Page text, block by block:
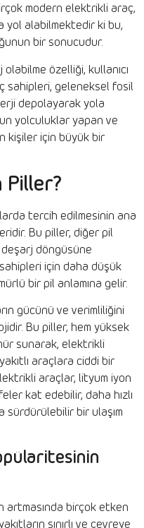
modern elektrikli araç,
yol alabilmektedir ki bu,
bir sonucudur.
olabilme özelliği, kullanıcı
sahipleri, geleneksel fosil
depolayarak yola
yolculuklar yapan ve
kişiler için büyük bir
Piller?
tercih edilmesinin ana
Bu piller, diğer pil
döngüsüne
için daha düşük
bir pil anlamına gelir.
gücünü ve verimliliğini
Bu piller, hem yüksek
sunarak, elektrikli
araçlara ciddi bir
araçlar, lityum iyon
kat edebilir, daha hızlı
sürdürülebilir bir ulaşım
artmasında birçok etken
sınırlı ve çevreye